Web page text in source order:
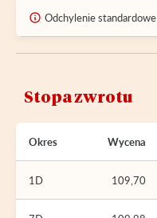
Odchylenie standardowe
Stopa zwrotu
Okres Wycena
1D 109,70